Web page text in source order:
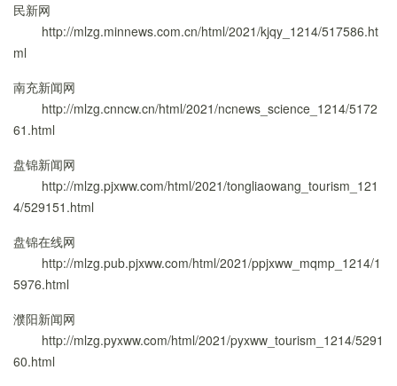
民新网
http://mlzg.minnews.com.cn/html/2021/kjqy_1214/517586.ht
ml
南充新闻网
http://mlzg.cnncw.cn/html/2021/ncnews_science_1214/5172
61.html
盘锦新闻网
http://mlzg.pjxww.com/html/2021/tongliaowang_tourism_121
4/529151.html
盘锦在线网
http://mlzg.pub.pjxww.com/html/2021/ppjxww_mqmp_1214/1
5976.html
濮阳新闻网
http://mlzg.pyxww.com/html/2021/pyxww_tourism_1214/5291
60.html